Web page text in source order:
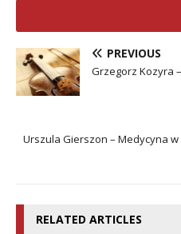
PREVIOUS
Grzegorz Kozyra
Urszula Gierszon – Medycyna
RELATED ARTICLES